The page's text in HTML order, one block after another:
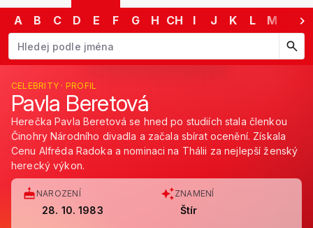
A B C D E F G H CH I J K L M
Začněte psát jméno. Šipkami dolů a nahoru procházejte návrhy,
CELEBRITY · PROFIL
Pavla Beretová
Herečka Pavla Beretová se hned po studiích stala členkou
Činohry Národního divadla a začala sbírat ocenění. Získala
Cenu Alfréda Radoka a nominaci na Thálii za nejlepší ženský
herecký výkon.
NAROZENÍ
28. 10. 1983
ZNAMENÍ
Štír